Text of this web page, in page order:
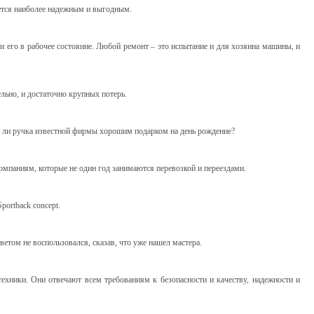
наиболее надежным и выгодным.
в рабочее состояние. Любой ремонт – это испытание и для хозяина машины, и
и достаточно крупных потерь.
ручка известной фирмы хорошим подарком на день рождение?
которые не один год занимаются перевозкой и переездами.
concept.
не воспользовался, сказав, что уже нашел мастера.
Они отвечают всем требованиям к безопасности и качеству, надежности и